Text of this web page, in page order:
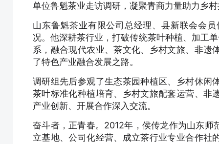
单位鲁魁茶业走访调研，凝聚青商力量助力乡
山东鲁魁茶业有限公司总经理、县新联会会
况。他深耕茶行业，打破传统茶叶种植、加工
系，融合现代农业、茶文化、乡村文旅、非遗
了特色产业融合发展之路。
调研组先后参观了生态茶园种植区、乡村休闲
茶叶标准化种植培育、乡村文旅配套运营、非
产业创新、开展合作深入交流。
奋斗者，正青春。2012年，侯传龙作为山东
立基地、公司化经营、成立茶行业专业合作社